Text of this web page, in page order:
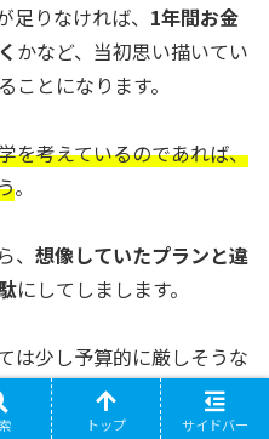
りなければ、 1年間お金
かなど、当初思い描いてい
ことになります。
を考えているのであれば、
。
想像していたプランと違
にしてしまします。
は少し予算的に厳しそうな
たり、
トップ サイドバー